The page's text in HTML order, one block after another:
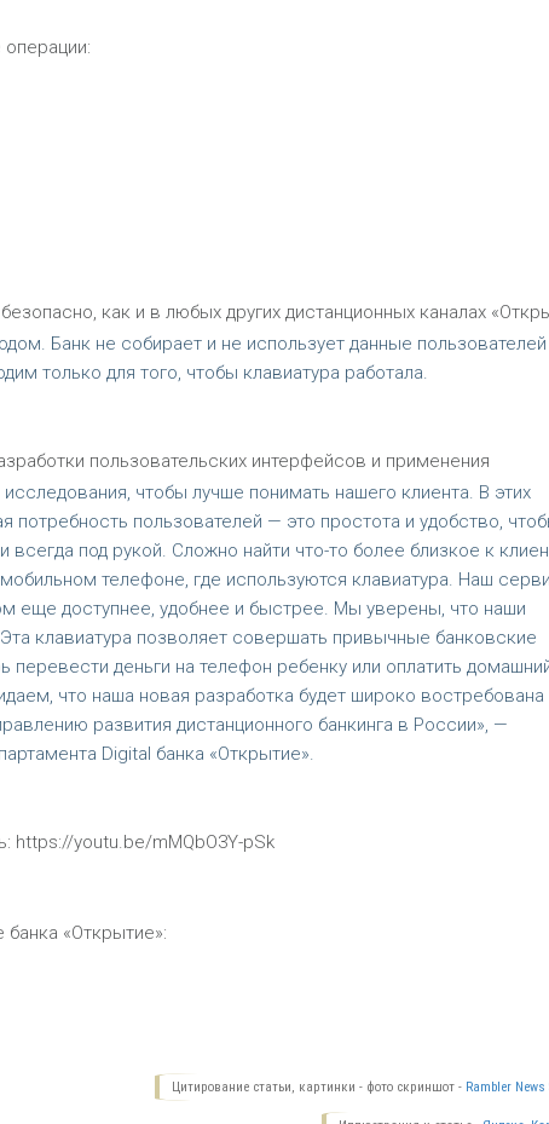
как и в любых других дистанционных каналах
Банк не собирает и не использует данные пользователей
только для того, чтобы клавиатура работала.
пользовательских интерфейсов и применения
чтобы лучше понимать нашего клиента. В этих
потребность пользователей — это простота и удобство,
под рукой. Сложно найти что-то более близкое к
телефоне, где используются клавиатура. Наш
еще доступнее, удобнее и быстрее. Мы уверены, что наши
клавиатура позволяет совершать привычные банковские
деньги на телефон ребенку или оплатить
что наша новая разработка будет широко востребована
развития дистанционного банкинга в России», —
Digital банка «Открытие».
https://youtu.be/mMQbO3Y-pSk
«Открытие»:
Цитирование статьи, картинки - фото скриншот - Rambler News